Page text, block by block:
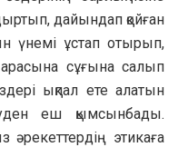
дайындап қойған
үнемі ұстап отырып,
сұғына салып
ықпал ете алатын
еш қымсынбады.
әрекеттердің этикаға